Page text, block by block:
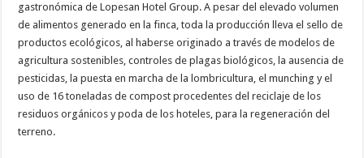
gastronómica de Lopesan Hotel Group. A pesar del elevado volumen
de alimentos generado en la finca, toda la producción lleva el sello de
productos ecológicos, al haberse originado a través de modelos de
agricultura sostenibles, controles de plagas biológicos, la ausencia de
pesticidas, la puesta en marcha de la lombricultura, el munching y el
uso de 16 toneladas de compost procedentes del reciclaje de los
residuos orgánicos y poda de los hoteles, para la regeneración del
terreno.